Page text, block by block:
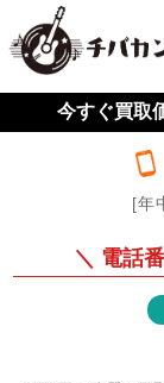
今すぐ買取
[年
＼ 電話